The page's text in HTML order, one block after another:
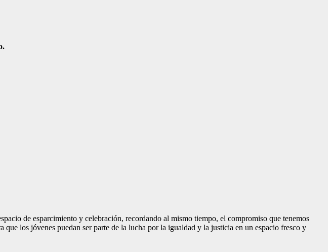
de esparcimiento y celebración, recordando al mismo tiempo, el compromiso que tenemos
los jóvenes puedan ser parte de la lucha por la igualdad y la justicia en un espacio fresco y